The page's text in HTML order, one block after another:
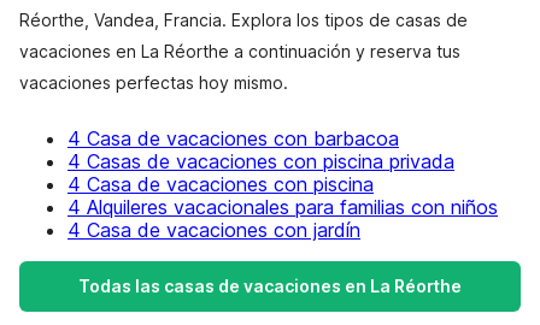
Réorthe, Vandea, Francia. Explora los tipos de casas de
vacaciones en La Réorthe a continuación y reserva tus
vacaciones perfectas hoy mismo.
4 Casa de vacaciones con barbacoa
4 Casas de vacaciones con piscina privada
4 Casa de vacaciones con piscina
4 Alquileres vacacionales para familias con niños
4 Casa de vacaciones con jardín
Todas las casas de vacaciones en La Réorthe